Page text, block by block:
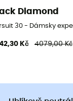
Diamond
30 - Dámsky
Kč 4079,00 Kč